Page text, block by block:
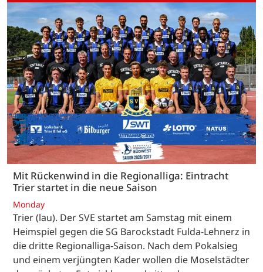
Mit Rückenwind in die Regionalliga: Eintracht
Trier startet in die neue Saison
Monday
Trier (lau). Der SVE startet am Samstag mit einem
Heimspiel gegen die SG Barockstadt Fulda-Lehnerz in
die dritte Regionalliga-Saison. Nach dem Pokalsieg
und einem verjüngten Kader wollen die Moselstädter